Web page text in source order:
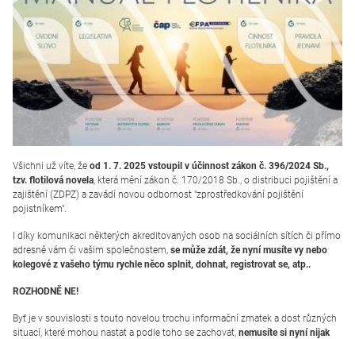
Všichni už víte, že od 1. 7. 2025 vstoupil v účinnost zákon č. 396/2024 Sb.,
tzv. flotilová novela, která mění zákon č. 170/2018 Sb., o distribuci pojištění a
zajištění (ZDPZ) a zavádí novou odbornost "zprostředkování pojištění
pojistníkem".
I díky komunikaci některých akreditovaných osob na sociálních sítích či přímo
adresně vám či vašim společnostem, se může zdát, že nyní musíte vy nebo
kolegové z vašeho týmu rychle něco splnit, dohnat, registrovat se, atp..
ROZHODNĚ NE!
Byť je v souvislosti s touto novelou trochu informační zmatek a dost různých
situací, které mohou nastat a podle toho se zachovat, nemusíte si nyní nijak